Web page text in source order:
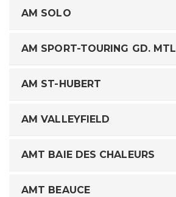
AM SOLO
AM SPORT-TOURING GD. MTL
AM ST-HUBERT
AM VALLEYFIELD
AMT BAIE DES CHALEURS
AMT BEAUCE